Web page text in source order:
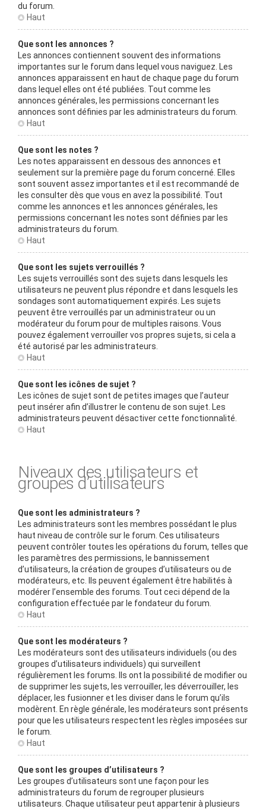
du forum.
Haut
Que sont les annonces ?
Les annonces contiennent souvent des informations
importantes sur le forum dans lequel vous naviguez. Les
annonces apparaissent en haut de chaque page du forum
dans lequel elles ont été publiées. Tout comme les
annonces générales, les permissions concernant les
annonces sont définies par les administrateurs du forum.
Haut
Que sont les notes ?
Les notes apparaissent en dessous des annonces et
seulement sur la première page du forum concerné. Elles
sont souvent assez importantes et il est recommandé de
les consulter dès que vous en avez la possibilité. Tout
comme les annonces et les annonces générales, les
permissions concernant les notes sont définies par les
administrateurs du forum.
Haut
Que sont les sujets verrouillés ?
Les sujets verrouillés sont des sujets dans lesquels les
utilisateurs ne peuvent plus répondre et dans lesquels les
sondages sont automatiquement expirés. Les sujets
peuvent être verrouillés par un administrateur ou un
modérateur du forum pour de multiples raisons. Vous
pouvez également verrouiller vos propres sujets, si cela a
été autorisé par les administrateurs.
Haut
Que sont les icônes de sujet ?
Les icônes de sujet sont de petites images que l’auteur
peut insérer afin d’illustrer le contenu de son sujet. Les
administrateurs peuvent désactiver cette fonctionnalité.
Haut
Niveaux des utilisateurs et
groupes d’utilisateurs
Que sont les administrateurs ?
Les administrateurs sont les membres possédant le plus
haut niveau de contrôle sur le forum. Ces utilisateurs
peuvent contrôler toutes les opérations du forum, telles que
les paramètres des permissions, le bannissement
d’utilisateurs, la création de groupes d’utilisateurs ou de
modérateurs, etc. Ils peuvent également être habilités à
modérer l’ensemble des forums. Tout ceci dépend de la
configuration effectuée par le fondateur du forum.
Haut
Que sont les modérateurs ?
Les modérateurs sont des utilisateurs individuels (ou des
groupes d’utilisateurs individuels) qui surveillent
régulièrement les forums. Ils ont la possibilité de modifier ou
de supprimer les sujets, les verrouiller, les déverrouiller, les
déplacer, les fusionner et les diviser dans le forum qu’ils
modèrent. En règle générale, les modérateurs sont présents
pour que les utilisateurs respectent les règles imposées sur
le forum.
Haut
Que sont les groupes d’utilisateurs ?
Les groupes d’utilisateurs sont une façon pour les
administrateurs du forum de regrouper plusieurs
utilisateurs. Chaque utilisateur peut appartenir à plusieurs